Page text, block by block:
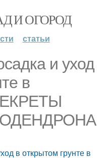
И ОГОРОД
статьи
и уход
в
в открытом грунте в